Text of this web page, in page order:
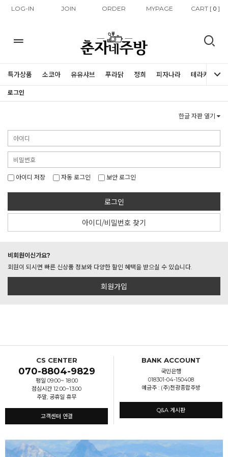
LOG-IN JOIN ORDER MYPAGE CART [ 0]
특가상품 소코아 유유샤브 푸라닭 정희 피자나라 테라커피
로그인
한글 자판 열기
아이디 저장 자동 로그인 보안 로그인
로그인
아이디/비밀번호 찾기
비회원이신가요?
회원이 되시면 빠른 신상품 정보와 다양한 할인 혜택을 받으실 수 있습니다.
회원가입
CS CENTER
070-8804-9829
평일 09:00~ 18:00
점심시간 12:00~13:00
주말, 공휴일 휴무
고객센터 연결
BANK ACCOUNT
국민은행
018301-04-150408
예금주 : (주)천광종합주방
Q&A 게시판